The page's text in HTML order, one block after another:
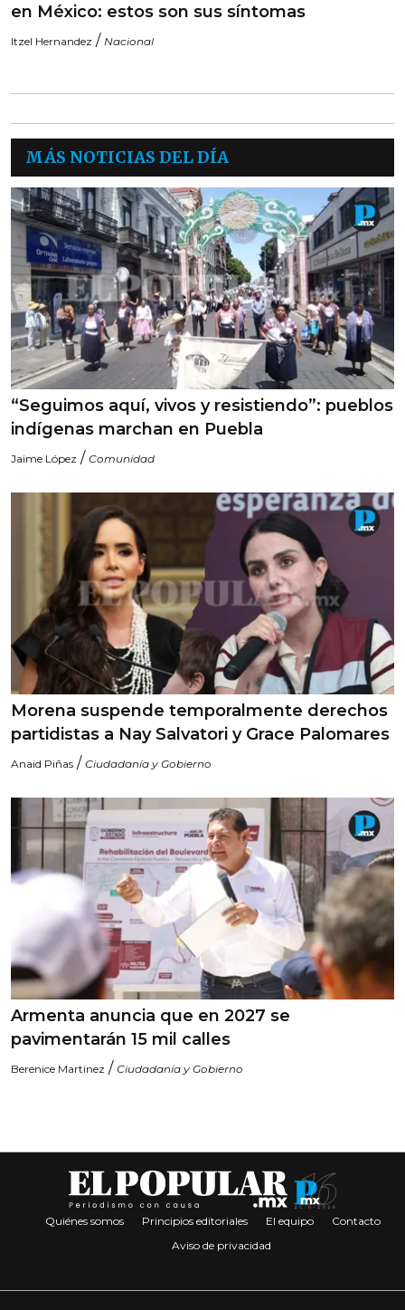
en México: estos son sus síntomas
Itzel Hernandez / Nacional
MÁS NOTICIAS DEL DÍA
“Seguimos aquí, vivos y resistiendo”: pueblos
indígenas marchan en Puebla
Jaime López / Comunidad
Morena suspende temporalmente derechos
partidistas a Nay Salvatori y Grace Palomares
Anaid Piñas / Ciudadanía y Gobierno
Armenta anuncia que en 2027 se
pavimentarán 15 mil calles
Berenice Martinez / Ciudadanía y Gobierno
Quiénes somos Principios editoriales El equipo
Contacto
Aviso de privacidad